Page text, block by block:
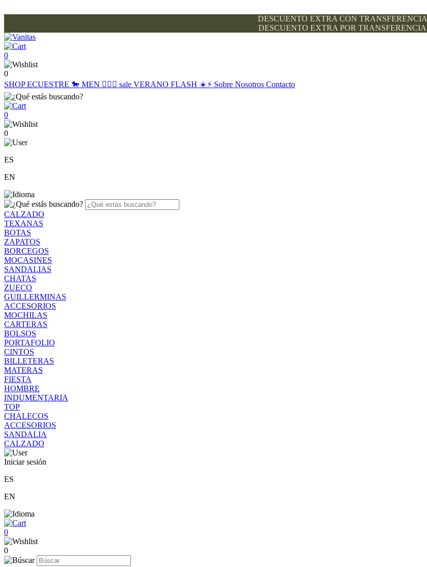
DESCUENTO EXTRA CON TRANSFERENCIA
DESCUENTO EXTRA POR TRANSFERENCIA
0
0
SHOPECUESTRE 🐎 MEN 🙋🏽‍♂️ sale VERANO FLASH ☀️⚡️ Sobre Nosotros Contacto
0
0
ES
EN
CALZADO
TEXANAS
BOTAS
ZAPATOS
BORCEGOS
MOCASINES
SANDALIAS
CHATAS
ZUECO
GUILLERMINAS
ACCESORIOS
MOCHILAS
CARTERAS
BOLSOS
PORTAFOLIO
CINTOS
BILLETERAS
MATERAS
FIESTA
HOMBRE
INDUMENTARIA
TOP
CHALECOS
ACCESORIOS
SANDALIA
CALZADO
Iniciar sesión
ES
EN
0
0